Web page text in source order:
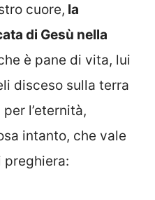
cuore, la
di Gesù nella
è pane di vita, lui
disceso sulla terra
l’eternità,
intanto, che vale
preghiera: